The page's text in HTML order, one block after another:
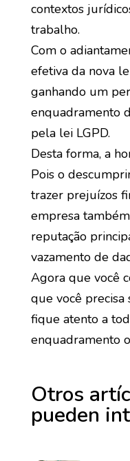
contextos
trabalho.
Com o
efetiva da nova
ganhando um
enquadramento
pela lei LGPD.
Desta forma, a
Pois o
trazer prejuízos
empresa
reputação
vazamento de
Agora que você
que você precisa
fique atento a
enquadramento
Otros
pueden